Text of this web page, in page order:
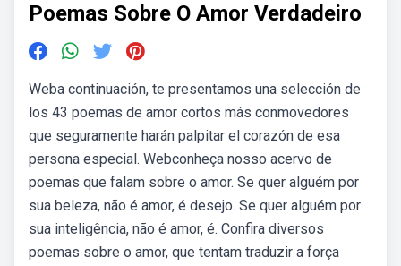
Poemas Sobre O Amor Verdadeiro
Weba continuación, te presentamos una selección de
los 43 poemas de amor cortos más conmovedores
que seguramente harán palpitar el corazón de esa
persona especial. Webconheça nosso acervo de
poemas que falam sobre o amor. Se quer alguém por
sua beleza, não é amor, é desejo. Se quer alguém por
sua inteligência, não é amor, é. Confira diversos
poemas sobre o amor, que tentam traduzir a força